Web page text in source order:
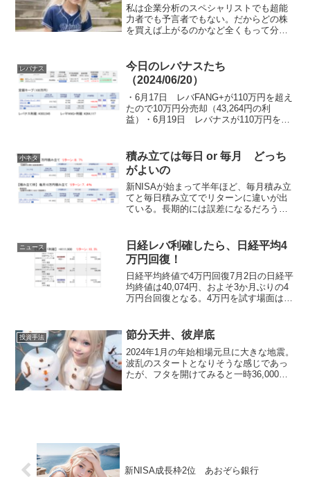
私は企業分析のスペシャリストでも超能
力者でも予言者でもない。だからどの株
を買えば上がるのかなど全くもって分か
法である。適した銘柄チャートの形チャ
ート的には、ヨコヨコか右...
レバナス
今日のレバナスたち
（2024/06/20）
・6月17日 レバFANG+が110万円を超え
たので10万円分売却（43,264円の利
益）・6月19日 レバナスが110万円を超
月から積立開始） 取得額：4...
小ネタ
積み立ては毎日 or 毎月 どっち
がよいの
新NISAが始まって半年ほど、毎月積み立
てと毎日積み立てでリターンに違いが出
ている。長期的には誤差になるだろう
思えるので、メンタル的にもやさしい。
理論的には一括投資が良...
ニュース
日経レバ利確したら、日経平均4
万円回復！
日経平均終値で4万円回復7月2日の日経平
均終値は40,074円、およそ3か月ぶりの4
万円台回復となる。4万円を試す場面はあ
に慣れたのだろうか。どうやら私はまだ
高いと思...
投資手法 節分天井、彼岸底
2024年1月の年始相場元旦に大きな地震。
波乱のスタートとなりそうな感じであっ
たが、フタを開けてみると一時36,000円
新NISA成長枠2位 あおぞら銀行